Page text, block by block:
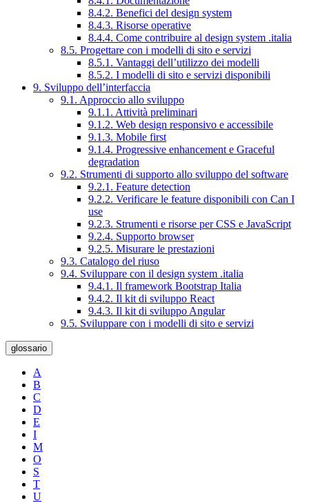
8.4.2. Benefici del design system
8.4.3. Risorse operative
8.4.4. Come contribuire al design system .italia
8.5. Progettare con i modelli di sito e servizi
8.5.1. Vantaggi dell’utilizzo dei modelli
8.5.2. I modelli di sito e servizi disponibili
9. Sviluppo dell’interfaccia
9.1. Approccio allo sviluppo
9.1.1. Attività preliminari
9.1.2. Web design responsivo e accessibile
9.1.3. Mobile first
9.1.4. Progressive enhancement e Graceful
degradation
9.2. Strumenti di supporto allo sviluppo del software
9.2.1. Feature detection
9.2.2. Verificare le feature disponibili con Can I
use
9.2.3. Strumenti e risorse per CSS e JavaScript
9.2.4. Supporto browser
9.2.5. Misurare le prestazioni
9.3. Catalogo del riuso
9.4. Sviluppare con il design system .italia
9.4.1. Il framework Bootstrap Italia
9.4.2. Il kit di sviluppo React
9.4.3. Il kit di sviluppo Angular
9.5. Sviluppare con i modelli di sito e servizi
glossario
A
B
C
D
E
I
M
O
S
T
U